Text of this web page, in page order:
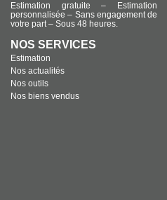
Estimation gratuite – Estimation
personnalisée – Sans engagement de
votre part – Sous 48 heures.
NOS SERVICES
Estimation
Nos actualités
Nos outils
Nos biens vendus